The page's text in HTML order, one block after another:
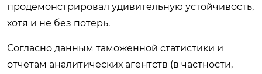
продемонстрировал удивительную устойчивость,
хотя и не без потерь.
Согласно данным таможенной статистики и
отчетам аналитических агентств (в частности,